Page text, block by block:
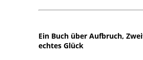
Ein Buch über Aufbruch,
echtes Glück